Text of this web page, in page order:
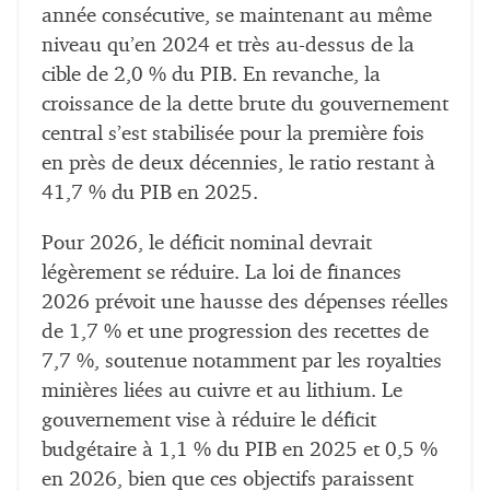
année consécutive, se maintenant au même
niveau qu’en 2024 et très au-dessus de la
cible de 2,0 % du PIB. En revanche, la
croissance de la dette brute du gouvernement
central s’est stabilisée pour la première fois
en près de deux décennies, le ratio restant à
41,7 % du PIB en 2025.
Pour 2026, le déficit nominal devrait
légèrement se réduire. La loi de finances
2026 prévoit une hausse des dépenses réelles
de 1,7 % et une progression des recettes de
7,7 %, soutenue notamment par les royalties
minières liées au cuivre et au lithium. Le
gouvernement vise à réduire le déficit
budgétaire à 1,1 % du PIB en 2025 et 0,5 %
en 2026, bien que ces objectifs paraissent